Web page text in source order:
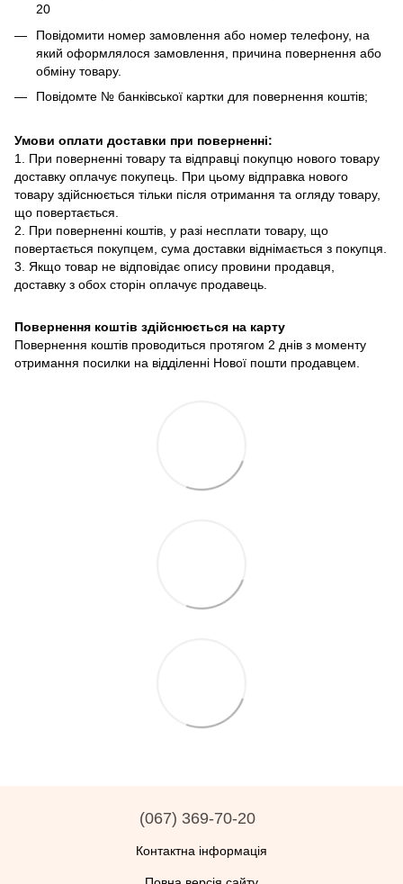
20
Повідомити номер замовлення або номер телефону, на
який оформлялося замовлення, причина повернення або
обміну товару.
Повідомте № банківської картки для повернення коштів;
Умови оплати доставки при поверненні:
1. При поверненні товару та відправці покупцю нового товару
доставку оплачує покупець. При цьому відправка нового
товару здійснюється тільки після отримання та огляду товару,
що повертається.
2. При поверненні коштів, у разі несплати товару, що
повертається покупцем, сума доставки віднімається з покупця.
3. Якщо товар не відповідає опису провини продавця,
доставку з обох сторін оплачує продавець.
Повернення коштів здійснюється на карту
Повернення коштів проводиться протягом 2 днів з моменту
отримання посилки на відділенні Нової пошти продавцем.
(067) 369-70-20
Контактна інформація